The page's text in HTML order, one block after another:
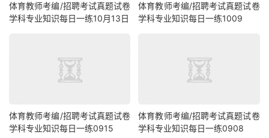
体育教师考编/招聘考试真题试卷
学科专业知识每日一练10月13日
体育教师考编/招聘考试真题试卷
学科专业知识每日一练1009
体育教师考编/招聘考试真题试卷
学科专业知识每日一练0915
体育教师考编/招聘考试真题试卷
学科专业知识每日一练0908